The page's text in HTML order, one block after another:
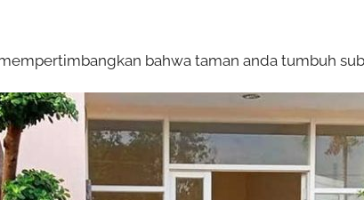
bahwa taman anda tumbuh